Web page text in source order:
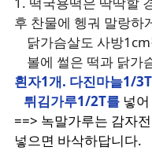
후 찬물에 헹궈 말랑하
닭가슴살도 사방
볼에 썰은 떡과 닭가
흰자1개. 다진마늘1/
튀김가루1/2T를 넣
==> 녹말가루는 감자
넣으면 바삭하답니다.